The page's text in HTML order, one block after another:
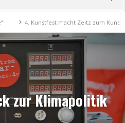
4. Kunstfest macht Zeitz zum Kunstwerk
zur Klimapolitik